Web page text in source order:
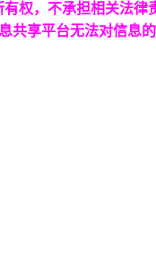
权，不承担相关法
共享平台无法对信息